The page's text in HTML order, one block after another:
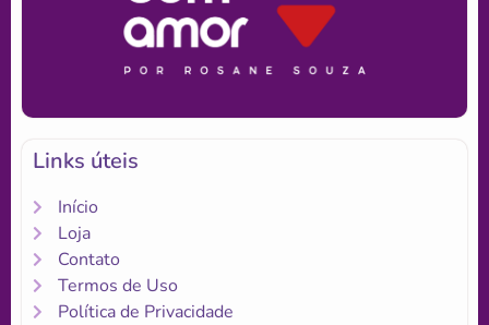
Links úteis
Início
Loja
Contato
Termos de Uso
Política de Privacidade